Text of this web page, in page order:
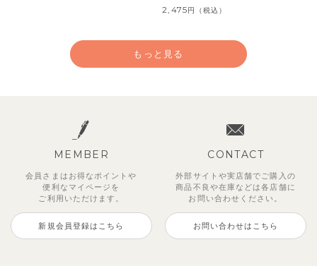
2,475円 （税込）
もっと見る
MEMBER
会員さまはお得なポイントや
便利な マイページを
ご利用いただけます。
新規会員登録はこちら
CONTACT
外部サイトや実店舗でご購入の
商品不良や在庫などは各店舗に
お問い合わせください。
お問い合わせはこちら